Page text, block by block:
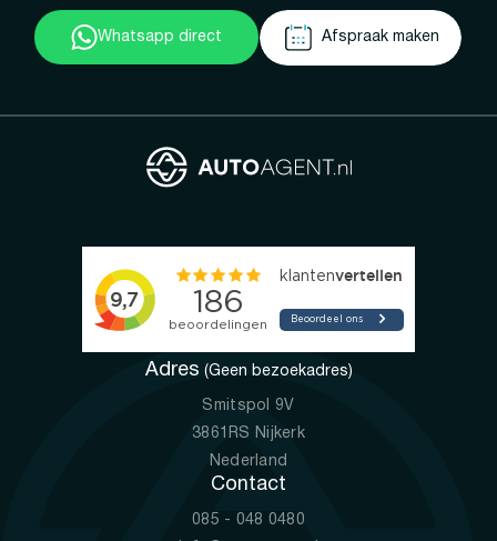
Whatsapp direct Afspraak maken
Adres (Geen bezoekadres)
Smitspol 9V
3861RS Nijkerk
Nederland
Contact
085 - 048 0480